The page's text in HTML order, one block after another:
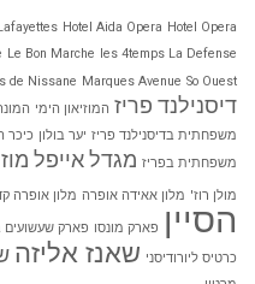
Hotel Aida Opera Hotel Opera
Le Bon Marche les 4temps La Defense
de Nissane Marques Avenue So Ouest
דיסנילנד פריז המוזיאון הימי
משפחתית בדיסנילנד פריז יער בולון כיכר
משפחתית בפריז מגדל אייפל
מולן רוז' מלון אאידה אופרה מלון אופרה
הסיין פארק מונסו פארק שעשועים
כרטיס ליורודיסני שאנז אליזה